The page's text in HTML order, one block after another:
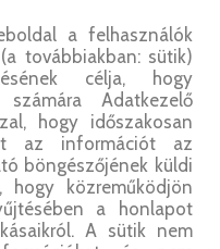
a felhasználók
továbbiakban: sütik)
célja, hogy
Adatkezelő
hogy időszakosan
az információt az
böngészőjének küldi
közreműködjön
a honlapot
A sütik nem